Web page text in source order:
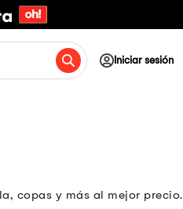
Iniciar sesión
copas y más al mejor precio.